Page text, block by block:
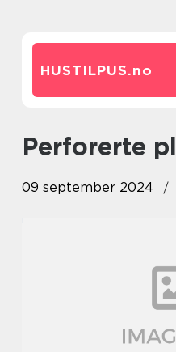
HUSTILPUS.no
perforerte
09 september 2024